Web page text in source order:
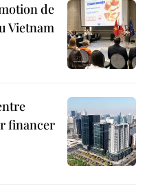
de
Vietnam
financer